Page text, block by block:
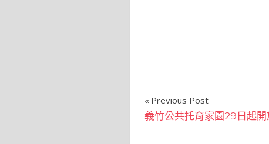
文
章
Previous Post
義竹公共托育家園29日起